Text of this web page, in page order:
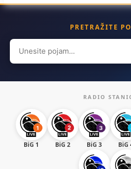
PRETRAŽITE
Search
for:
RADIO
BiG 1 BiG 2 BiG 3 BiG